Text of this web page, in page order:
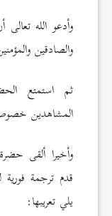
وأدعو الله
والصادقين
ثم استمتع
المشاهدين
وأخيرا ألقى
قدم ترجمة فورية
يلي تعريبها: